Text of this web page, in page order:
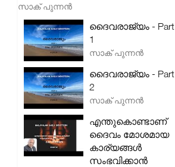
സാക് പുന്നൻ
ദൈവരാജ്യം - Part
1
സാക് പുന്നൻ
ദൈവരാജ്യം - Part
2
സാക് പുന്നൻ
എന്തുകൊണ്ടാണ്
ദൈവം മോശമായ
കാര്യങ്ങൾ
സംഭവിക്കാൻ